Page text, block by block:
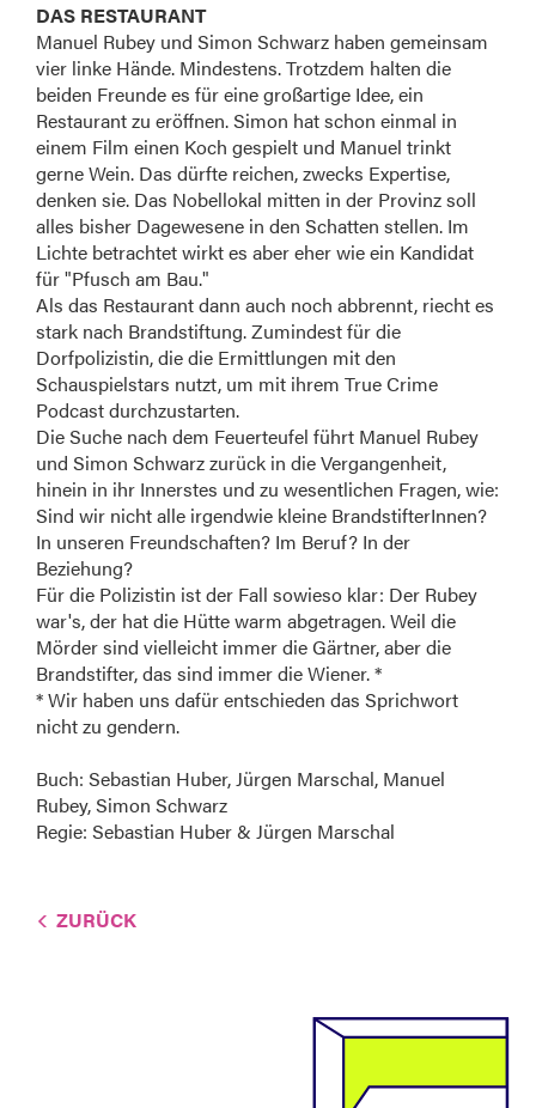
DAS RESTAURANT
Manuel Rubey und Simon Schwarz haben gemeinsam
vier linke Hände. Mindestens. Trotzdem halten die
beiden Freunde es für eine großartige Idee, ein
Restaurant zu eröffnen. Simon hat schon einmal in
einem Film einen Koch gespielt und Manuel trinkt
gerne Wein. Das dürfte reichen, zwecks Expertise,
denken sie. Das Nobellokal mitten in der Provinz soll
alles bisher Dagewesene in den Schatten stellen. Im
Lichte betrachtet wirkt es aber eher wie ein Kandidat
für "Pfusch am Bau."
Als das Restaurant dann auch noch abbrennt, riecht es
stark nach Brandstiftung. Zumindest für die
Dorfpolizistin, die die Ermittlungen mit den
Schauspielstars nutzt, um mit ihrem True Crime
Podcast durchzustarten.
Die Suche nach dem Feuerteufel führt Manuel Rubey
und Simon Schwarz zurück in die Vergangenheit,
hinein in ihr Innerstes und zu wesentlichen Fragen, wie:
Sind wir nicht alle irgendwie kleine BrandstifterInnen?
In unseren Freundschaften? Im Beruf? In der
Beziehung?
Für die Polizistin ist der Fall sowieso klar: Der Rubey
war's, der hat die Hütte warm abgetragen. Weil die
Mörder sind vielleicht immer die Gärtner, aber die
Brandstifter, das sind immer die Wiener. *
* Wir haben uns dafür entschieden das Sprichwort
nicht zu gendern.
Buch: Sebastian Huber, Jürgen Marschal, Manuel
Rubey, Simon Schwarz
Regie: Sebastian Huber & Jürgen Marschal
ZURÜCK